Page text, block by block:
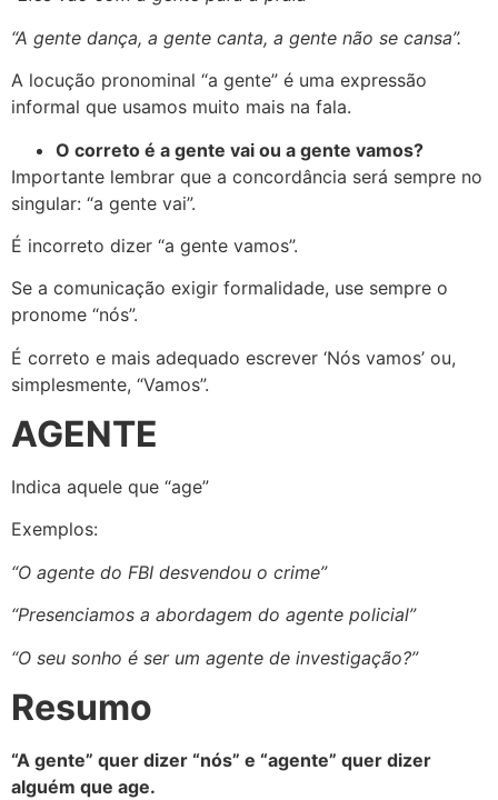
“A gente dança, a gente canta, a gente não se cansa”.
A locução pronominal “a gente” é uma expressão
informal que usamos muito mais na fala.
O correto é a gente vai ou a gente vamos?
Importante lembrar que a concordância será sempre no
singular: “a gente vai”.
É incorreto dizer “a gente vamos”.
Se a comunicação exigir formalidade, use sempre o
pronome “nós”.
É correto e mais adequado escrever ‘Nós vamos’ ou,
simplesmente, “Vamos”.
AGENTE
Indica aquele que “age”
Exemplos:
“O agente do FBI desvendou o crime”
“Presenciamos a abordagem do agente policial”
“O seu sonho é ser um agente de investigação?”
Resumo
“A gente” quer dizer “nós” e “agente” quer dizer
alguém que age.